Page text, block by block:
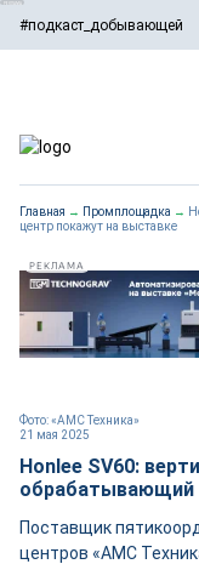
#подкаст_добывающей
РЕКЛАМА
Главная → Промплощадка →
центр покажут на выставке
21 мая 2025
Фото: «АМС Техника»
Honlee SV60:
обрабатывающий
Поставщик
центров «АМС